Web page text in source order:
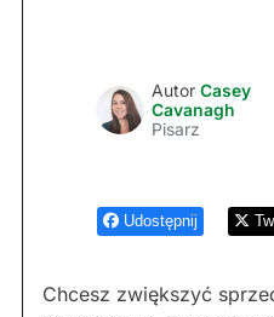
Autor Casey
Cavanagh
Pisarz
Udostępnij
Chcesz zwiększyć